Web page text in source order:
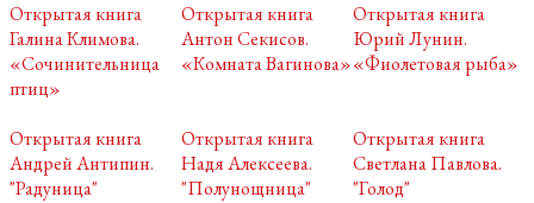
Открытая книга
Галина Климова.
«Сочинительница
птиц»
Открытая книга
Антон Секисов.
«Комната Вагинова»
Открытая книга
Юрий Лунин.
«Фиолетовая рыба»
Открытая книга
Андрей Антипин.
"Радуница"
Открытая книга
Надя Алексеева.
"Полунощница"
Открытая книга
Светлана Павлова.
"Голод"